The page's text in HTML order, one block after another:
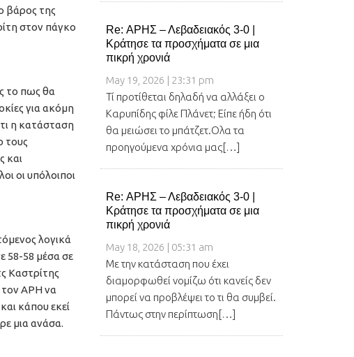
βάρος της
στον πάγκο
το πως θα
για ακόμη
η κατάσταση
τους
και
οι υπόλοιποι
λογικά
58-58 μέσα σε
Καστρίτης
τον ΑΡΗ να
κάπου εκεί
μια ανάσα.
Re: ΑΡΗΣ – Λεβαδειακός 3-0 |
Κράτησε τα προσχήματα σε μια
πικρή χρονιά
May 19, 2026 | 23:31 pm
Τί προτίθεται δηλαδή να αλλάξει ο
Καρυπίδης φίλε Πλάνετ; Είπε ήδη ότι
θα μειώσει το μπάτζετ.Ολα τα
προηγούμενα χρόνια μας[…]
Re: ΑΡΗΣ – Λεβαδειακός 3-0 |
Κράτησε τα προσχήματα σε μια
πικρή χρονιά
May 18, 2026 | 05:31 am
Με την κατάσταση που έχει
διαμορφωθεί νομίζω ότι κανείς δεν
μπορεί να προβλέψει το τι θα συμβεί.
Πάντως στην περίπτωση[…]